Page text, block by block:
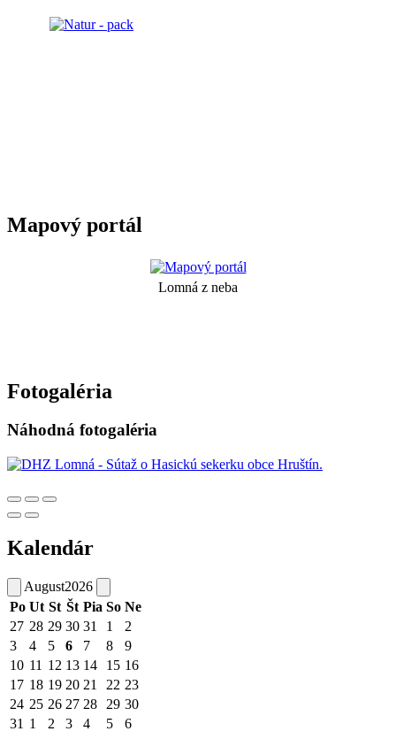
Mapový portál
Lomná z neba
Fotogaléria
Náhodná fotogaléria
Kalendár
August2026
Po Ut St Št Pia So Ne
27 28 29 30 31 1
2
3
4 5 6 7 8
9
10 11 12 13 14 15 16
17 18 19 20 21 22 23
24 25 26 27 28 29 30
31 1 2 3 4 5 6